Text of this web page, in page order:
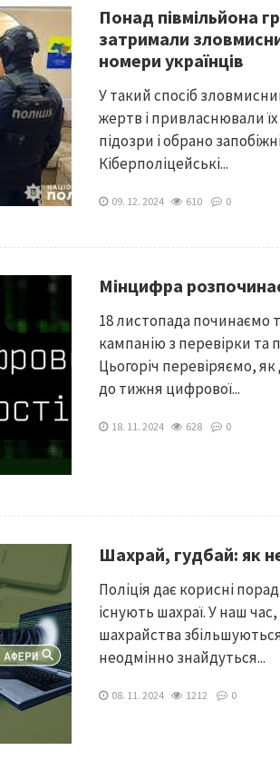
Понад півмільйона
затримали
номери українців
У такий спосіб
жертв і привласнювали
підозри і обрано
Кіберполіцейські...
09. 12. 2024 610 0
Мінцифра
18 листопада починаємо
кампанію з перевірки та
Цьогоріч перевіряємо, як
до тижня цифрової...
18. 11. 2024 628 0
Шахрай, гудбай: як
Поліція дає корисні
існують шахраї. У наш
шахрайства
неодмінно знайдуться...
08. 11. 2024 1212 0